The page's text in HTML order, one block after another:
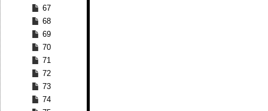
67
68
69
70
71
72
73
74